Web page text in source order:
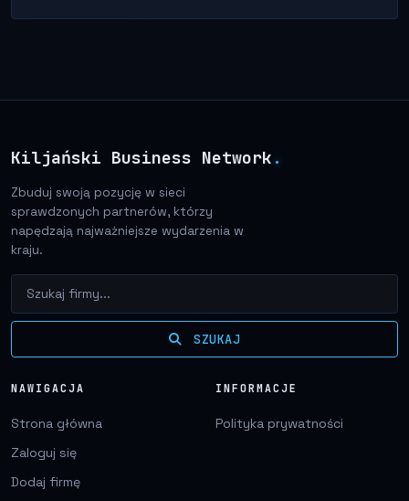
Kiljański Business Network .
Zbuduj swoją pozycję w sieci
sprawdzonych partnerów, którzy
napędzają najważniejsze wydarzenia w
kraju.
SZUKAJ
NAWIGACJA
Strona główna
Zaloguj się
Dodaj firmę
INFORMACJE
Polityka prywatności